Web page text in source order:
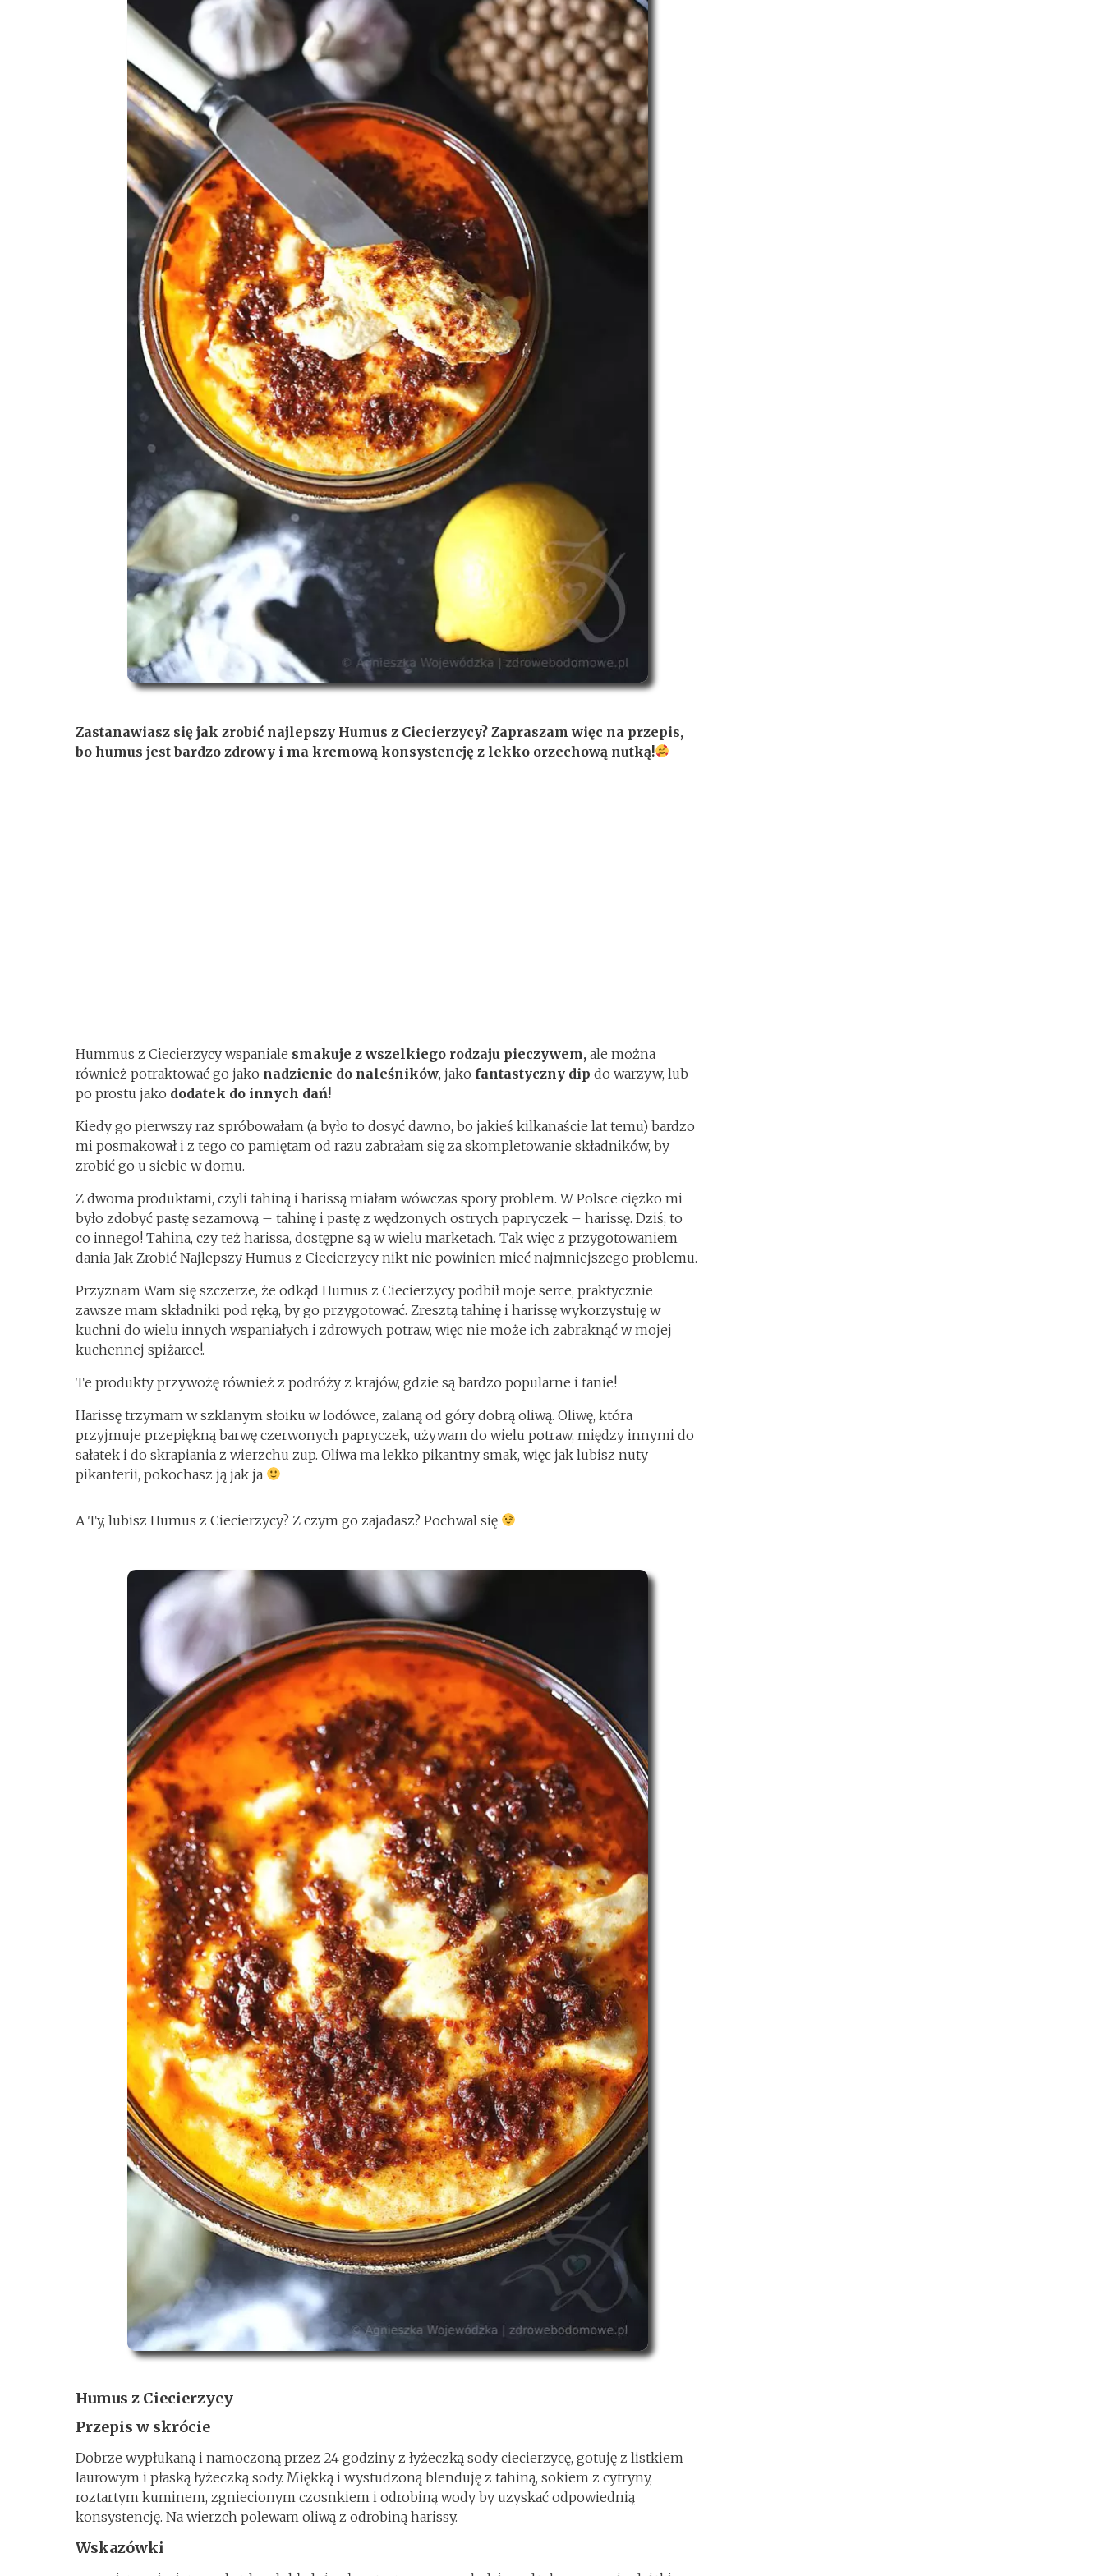
Zastanawiasz się jak zrobić najlepszy Humus z Ciecierzycy? Zapraszam więc na przepis,
bo humus jest bardzo zdrowy i ma kremową konsystencję z lekko orzechową nutką!
Hummus z Ciecierzycy wspaniale smakuje z wszelkiego rodzaju pieczywem, ale można
również potraktować go jako nadzienie do naleśników, jako fantastyczny dip do warzyw, lub
po prostu jako dodatek do innych dań!
Kiedy go pierwszy raz spróbowałam (a było to dosyć dawno, bo jakieś kilkanaście lat temu) bardzo
mi posmakował i z tego co pamiętam od razu zabrałam się za skompletowanie składników, by
zrobić go u siebie w domu.
Z dwoma produktami, czyli tahiną i harissą miałam wówczas spory problem. W Polsce ciężko mi
było zdobyć pastę sezamową – tahinę i pastę z wędzonych ostrych papryczek – harissę. Dziś, to
co innego! Tahina, czy też harissa, dostępne są w wielu marketach. Tak więc z przygotowaniem
dania Jak Zrobić Najlepszy Humus z Ciecierzycy nikt nie powinien mieć najmniejszego problemu.
Przyznam Wam się szczerze, że odkąd Humus z Ciecierzycy podbił moje serce, praktycznie
zawsze mam składniki pod ręką, by go przygotować. Zresztą tahinę i harissę wykorzystuję w
kuchni do wielu innych wspaniałych i zdrowych potraw, więc nie może ich zabraknąć w mojej
kuchennej spiżarce!.
Te produkty przywożę również z podróży z krajów, gdzie są bardzo popularne i tanie!
Harissę trzymam w szklanym słoiku w lodówce, zalaną od góry dobrą oliwą. Oliwę, która
przyjmuje przepiękną barwę czerwonych papryczek, używam do wielu potraw, między innymi do
sałatek i do skrapiania z wierzchu zup. Oliwa ma lekko pikantny smak, więc jak lubisz nuty
pikanterii, pokochasz ją jak ja
A Ty, lubisz Humus z Ciecierzycy? Z czym go zajadasz? Pochwal się
Humus z Ciecierzycy
Przepis w skrócie
Dobrze wypłukaną i namoczoną przez 24 godziny z łyżeczką sody ciecierzycę, gotuję z listkiem
laurowym i płaską łyżeczką sody. Miękką i wystudzoną blenduję z tahiną, sokiem z cytryny,
roztartym kuminem, zgniecionym czosnkiem i odrobiną wody by uzyskać odpowiednią
konsystencję. Na wierzch polewam oliwą z odrobiną harissy.
Wskazówki